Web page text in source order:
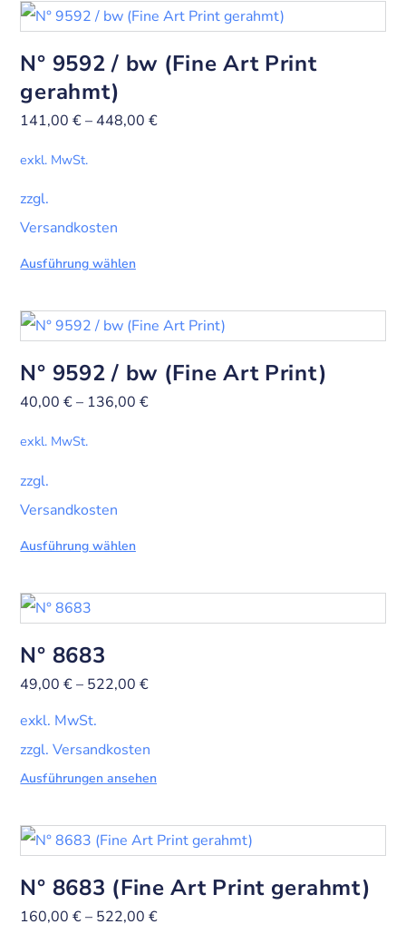
N° 9592 / bw (Fine Art Print
gerahmt)
141,00€– 448,00€
exkl. MwSt.
zzgl.
Versandkosten
Ausführung wählen
N° 9592 / bw (Fine Art Print)
40,00€– 136,00€
exkl. MwSt.
zzgl.
Versandkosten
Ausführung wählen
N° 8683
49,00€– 522,00€
exkl. MwSt.
zzgl. Versandkosten
Ausführungen ansehen
N° 8683 (Fine Art Print gerahmt)
160,00€– 522,00€